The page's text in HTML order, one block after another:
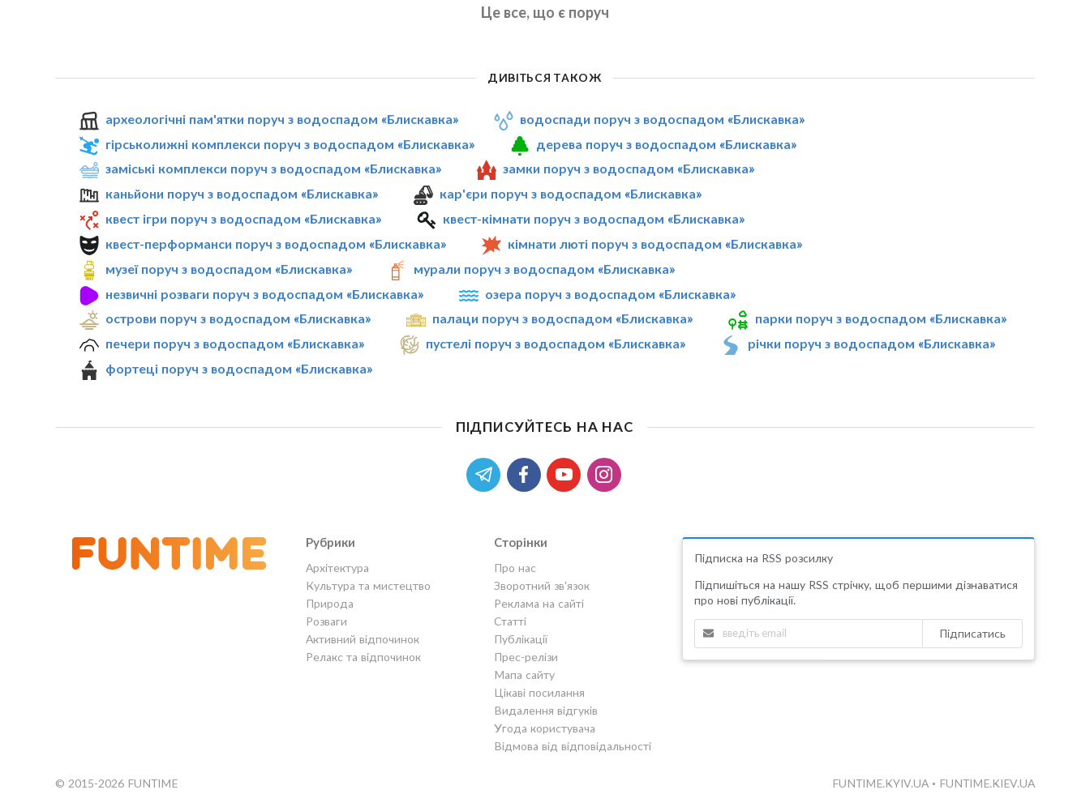
Це все, що є поруч
ДИВІТЬСЯ ТАКОЖ
археологічні пам'ятки поруч з водоспадом «Блискавка»
водоспади поруч з водоспадом «Блискавка»
гірськолижні комплекси поруч з водоспадом «Блискавка»
дерева поруч з водоспадом «Блискавка»
заміські комплекси поруч з водоспадом «Блискавка»
замки поруч з водоспадом «Блискавка»
каньйони поруч з водоспадом «Блискавка»
кар'єри поруч з водоспадом «Блискавка»
квест ігри поруч з водоспадом «Блискавка»
квест-кімнати поруч з водоспадом «Блискавка»
квест-перформанси поруч з водоспадом «Блискавка»
кімнати люті поруч з водоспадом «Блискавка»
музеї поруч з водоспадом «Блискавка»
мурали поруч з водоспадом «Блискавка»
незвичні розваги поруч з водоспадом «Блискавка»
озера поруч з водоспадом «Блискавка»
острови поруч з водоспадом «Блискавка»
палаци поруч з водоспадом «Блискавка»
парки поруч з водоспадом «Блискавка»
печери поруч з водоспадом «Блискавка»
пустелі поруч з водоспадом «Блискавка»
річки поруч з водоспадом «Блискавка»
фортеці поруч з водоспадом «Блискавка»
ПІДПИСУЙТЕСЬ НА НАС
Рубрики
Архітектура
Культура та мистецтво
Природа
Розваги
Активний відпочинок
Релакс та відпочинок
Сторінки
Про нас
Зворотний зв'язок
Реклама на сайті
Статті
Публікації
Прес-релізи
Мапа сайту
Цікаві посилання
Видалення відгуків
Угода користувача
Відмова від відповідальності
Підписка на RSS розсилку
Підпишіться на нашу RSS стрічку, щоб першими дізнаватися
про нові публікації.
Підписатись
© 2015-2026 FUNTIME FUNTIME.KYIV.UA • FUNTIME.KIEV.UA